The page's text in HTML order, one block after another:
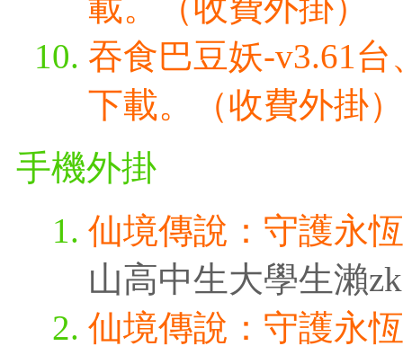
吞食巴豆妖-v3.61
下載。（收費外掛）
手機外掛
仙境傳說：守護永
山高中生大學生瀨
仙境傳說：守護永